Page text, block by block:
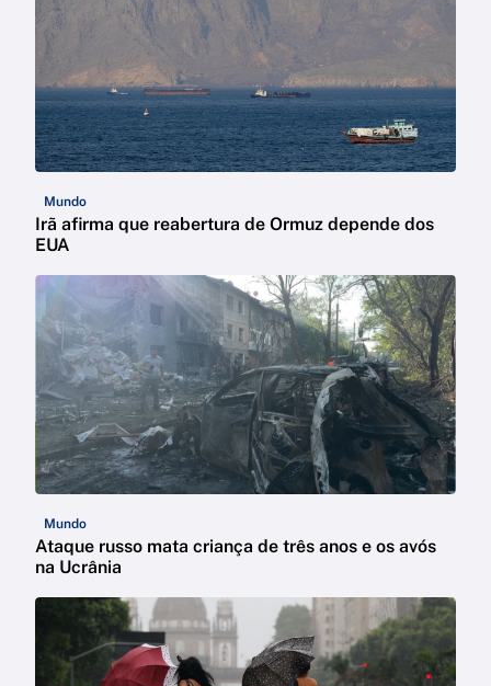
Mundo
Irã afirma que reabertura de Ormuz depende dos
EUA
Mundo
Ataque russo mata criança de três anos e os avós
na Ucrânia